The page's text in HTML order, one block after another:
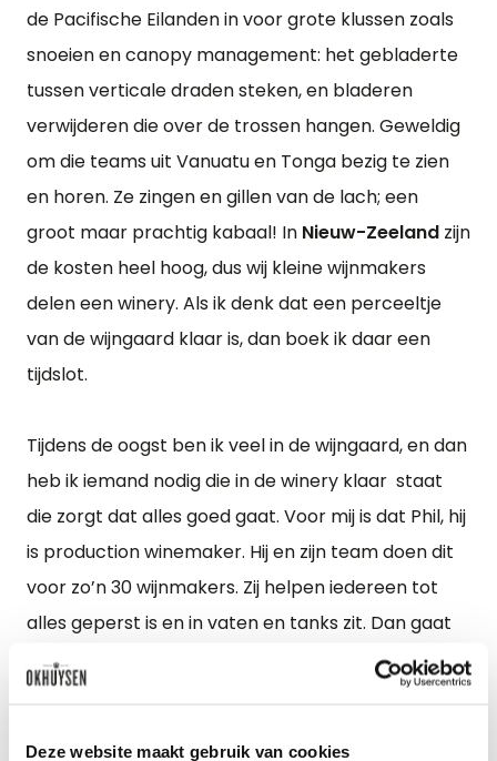
Deze website maakt gebruik van cookies
de Pacifische Eilanden in voor grote klussen zoals
snoeien en canopy management: het gebladerte
tussen verticale draden steken, en bladeren
verwijderen die over de trossen hangen. Geweldig
om die teams uit Vanuatu en Tonga bezig te zien
en horen. Ze zingen en gillen van de lach; een
groot maar prachtig kabaal! In Nieuw-Zeeland zijn
de kosten heel hoog, dus wij kleine wijnmakers
delen een winery. Als ik denk dat een perceeltje
van de wijngaard klaar is, dan boek ik daar een
tijdslot.
Tijdens de oogst ben ik veel in de wijngaard, en dan
heb ik iemand nodig die in de winery klaar staat
die zorgt dat alles goed gaat. Voor mij is dat Phil, hij
is production winemaker. Hij en zijn team doen dit
voor zo’n 30 wijnmakers. Zij helpen iedereen tot
alles geperst is en in vaten en tanks zit. Dan gaat
ieder z’n eigen weg met vergistingen,
temperaturen, rijpingstijden, enzovoort. Het delen